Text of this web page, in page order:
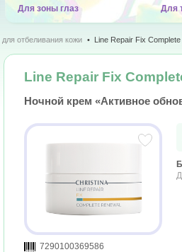
Для зоны глаз
Для
отбеливания кожи Line Repair Fix
Line Repair Fix
Ночной крем «Активное
7290100369586